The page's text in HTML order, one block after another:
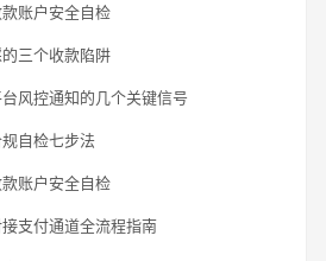
账户安全自检
三个收款陷阱
风控通知的几个关键信号
自检七步法
账户安全自检
支付通道全流程指南